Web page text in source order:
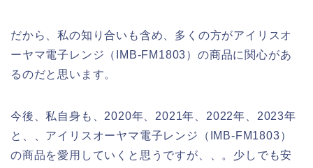
だから、私の知り合いも含め、多くの方がアイリスオ
ーヤマ電子レンジ（IMB-FM1803）の商品に関心があ
るのだと思います。
今後、私自身も、2020年、2021年、2022年、2023年
と、、アイリスオーヤマ電子レンジ（IMB-FM1803）
の商品を愛用していくと思うですが、、。少しでも安